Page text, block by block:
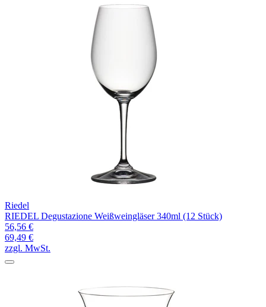
Riedel
RIEDEL Degustazione Weißweingläser 340ml (12 Stück)
56,56 €
69,49 €
zzgl. MwSt.